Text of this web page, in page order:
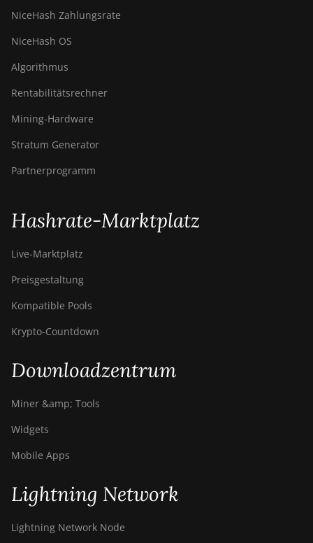
NiceHash Zahlungsrate
NiceHash OS
Algorithmus
Rentabilitätsrechner
Mining-Hardware
Stratum Generator
Partnerprogramm
Hashrate-Marktplatz
Live-Marktplatz
Preisgestaltung
Kompatible Pools
Krypto-Countdown
Downloadzentrum
Miner &amp; Tools
Widgets
Mobile Apps
Lightning Network
Lightning Network Node